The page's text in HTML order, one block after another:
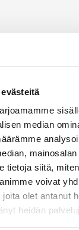
median
tietoja siitä,
voivat
olet antanut
heidän